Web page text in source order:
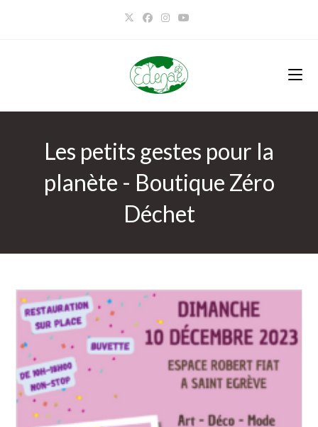
Les petits gestes pour la
planète - Boutique Zéro
Déchet